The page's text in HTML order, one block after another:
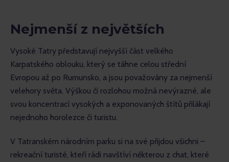
Nejmenší z největších
Vysoké Tatry představují nejvyšší část velkého
Karpatského oblouku, který se táhne celou střední
Evropou až po Rumunsko, a jsou považovány za nejmenší
velehory světa. Výškou či rozlohou možná nevýrazné, ale
svou koncentrací vysokých a exponovaných štítů přilákají
nejednoho horolezce či turistu.
V Tatranském národním parku si na své přijdou všichni –
rekreační turisté, kteří rádi navštíví některou z chat, které